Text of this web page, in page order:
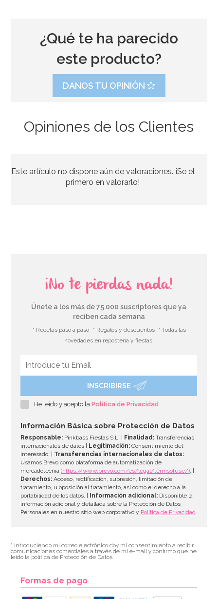
3,95€
Adaptador para Boquillas Grandes
AÑADIR
¿Qué te ha parecido
este producto?
DANOS TU OPINIÓN
Opiniones de los Clientes
Este artículo no dispone aún de valoraciones. ¡Se el
primero en valorarlo!
¡No te pierdas nada!
Únete a los más de 75.000 suscriptores que ya
reciben cada semana
* Recetas paso a paso * Regalos y descuentos
* Todas las
novedades en repostería y fiestas
INSCRIBIRSE
He leído y acepto laPolítica de Privacidad
Información Básica sobre Protección de Datos
Responsable: Pinkbass Fiestas S.L. | Finalidad: Transferencias
internacionales de datos |
Legitimación: Consentimiento del
interesado. | Transferencias internacionales de datos:
Usamos Brevo como plataforma de automatización de
mercadotecnia(https://www.brevo.com/es/legal/termsofuse/). |
Derechos: Acceso, rectificación, supresión, limitación de
tratamiento, u oposición al tratamiento, así como el derecho a la
portabilidad de los datos. |
Información adicional: Disponible la
información adicional y detallada sobre la Protección de Datos
Personales en nuestro sitio web corporativo y Política de Privacidad.
* Introduciendo mi correo electrónico doy mi consentimiento a recibir
comunicaciones comerciales a través de mi e-mail y confirmo que he
leído la política de Protección de Datos.
Formas de pago